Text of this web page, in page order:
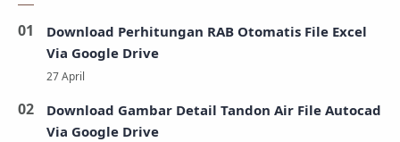
Download Perhitungan RAB Otomatis File Excel
Via Google Drive
Download Gambar Detail Tandon Air File Autocad
Via Google Drive